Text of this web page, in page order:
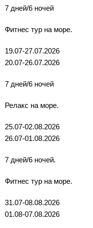
7 дней/6 ночей
Фитнес тур на море.
19.07-27.07.2026
20.07-26.07.2026
7 дней/6 ночей
Релакс на море.
25.07-02.08.2026
26.07-01.08.2026
7 дней/6 ночей.
Фитнес тур на море.
31.07-08.08.2026
01.08-07.08.2026